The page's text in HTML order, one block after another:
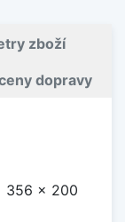
zboží
dopravy
356 x 200